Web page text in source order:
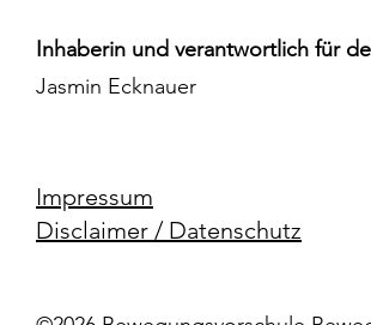
Inhaberin und verantwortlich für
Jasmin Ecknauer
Impressum
Disclaimer / Datenschutz